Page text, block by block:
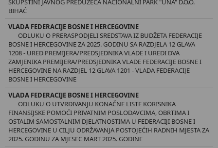
BIHAĆ
VLADA FEDERACIJE BOSNE I HERCEGOVINE
ODLUKU O PRERASPODJELI SREDSTAVA IZ BUDŽETA FEDERACIJE
BOSNE I HERCEGOVINE ZA 2025. GODINU SA RAZDJELA 12 GLAVA
1208 - URED PREMIJERA/PREDSJEDNIKA VLADE I UREDI DVA
ZAMJENIKA PREMIJERA/PREDSJEDNIKA VLADE FEDERACIJE BOSNE I
HERCEGOVINE NA RAZDJEL 12 GLAVA 1201 - VLADA FEDERACIJE
BOSNE I HERCEGOVINE
VLADA FEDERACIJE BOSNE I HERCEGOVINE
ODLUKU O UTVRĐIVANJU KONAČNE LISTE KORISNIKA
FINANSIJSKE POMOĆI PRIVATNIM POSLODAVCIMA, OBRTIMA I
OSTALIM SAMOSTALNIM DJELATNOSTIMA U FEDERACIJI BOSNE I
HERCEGOVINE U CILJU ODRŽAVANJA POSTOJEĆIH RADNIH MJESTA ZA
2025. GODINU ZA MJESEC MART 2025. GODINE